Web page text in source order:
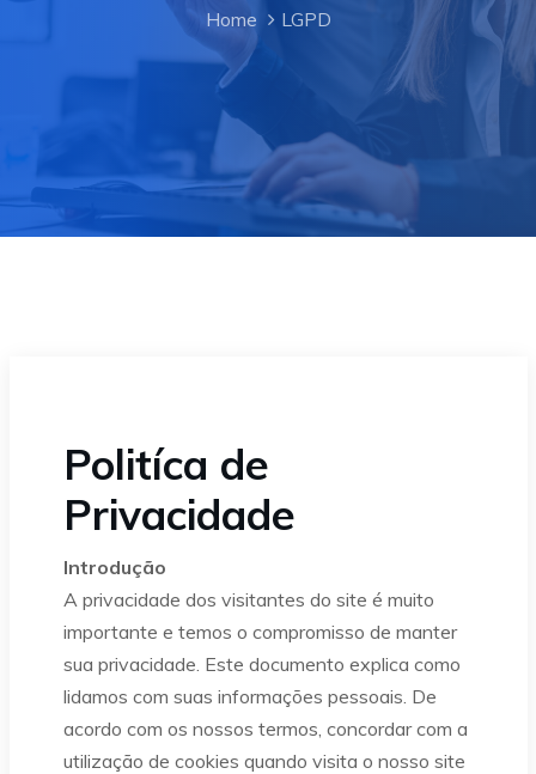
Home LGPD
Politíca de
Privacidade
Introdução
A privacidade dos visitantes do site é muito
importante e temos o compromisso de manter
sua privacidade. Este documento explica como
lidamos com suas informações pessoais. De
acordo com os nossos termos, concordar com a
utilização de cookies quando visita o nosso site